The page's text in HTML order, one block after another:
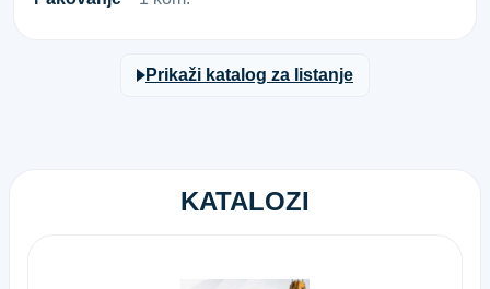
Prikaži katalog za listanje
KATALOZI